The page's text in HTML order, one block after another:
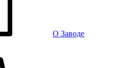
О Заводе